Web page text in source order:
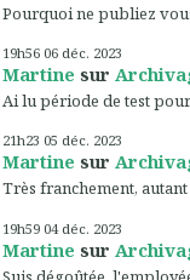
Pourquoi ne publiez
19h56 06 déc. 2023
Martine sur
Ai lu période de test
21h23 05 déc. 2023
Martine sur
Très franchement,
19h59 04 déc. 2023
Martine sur